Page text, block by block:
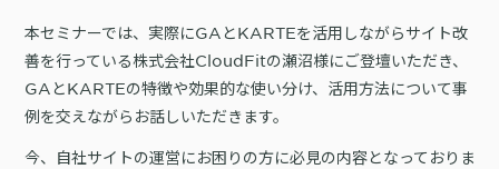
Webサポート
Web × 電話連携
ボイスボット
PaaS
アプリケーション開発
施策事例 一覧を見る
セキュリティ
KARTE SLA
GDPR
本セミナーでは、実際にGAとKARTEを活用しながらサイト改
善を行っている株式会社CloudFitの瀬沼様にご登壇いただき、
GAとKARTEの特徴や効果的な使い分け、活用方法について事
例を交えながらお話しいただきます。
今、自社サイトの運営にお困りの方に必見の内容となっておりま